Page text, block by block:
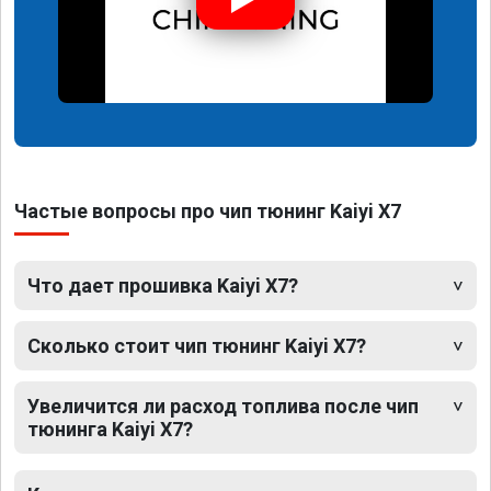
Частые вопросы про чип тюнинг Kaiyi X7
Что дает прошивка Kaiyi X7?
Сколько стоит чип тюнинг Kaiyi X7?
Увеличится ли расход топлива после чип
тюнинга Kaiyi X7?